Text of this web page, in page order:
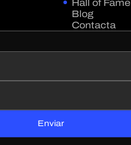
Hall of Fame
Blog
Contacta